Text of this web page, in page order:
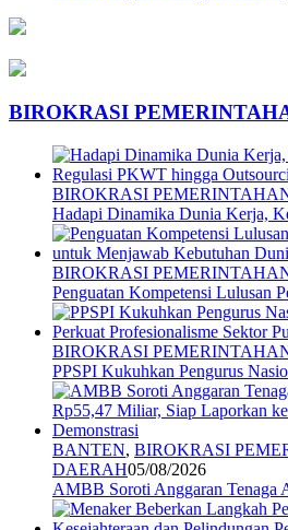
BIROKRASI
BIROKRASI
Hadapi Dinamika Dunia Kerja,
BIROKRASI
Penguatan Kompetensi Lulusan
BIROKRASI
PPSPI Kukuhkan Pengurus
BANTEN, BIROKRASI
DAERAH05/08/2026
AMBB Soroti Anggaran